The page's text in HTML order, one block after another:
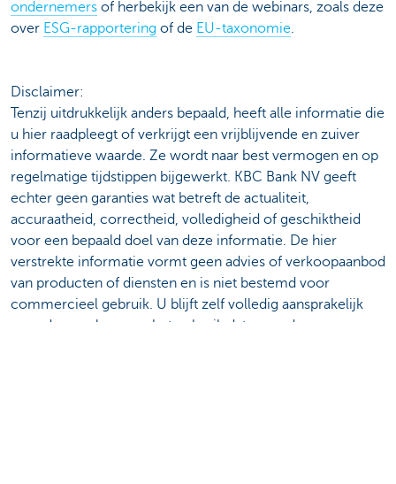
ondernemers of herbekijk een van de webinars, zoals deze
over ESG-rapportering of de EU-taxonomie.
Disclaimer:
Tenzij uitdrukkelijk anders bepaald, heeft alle informatie die
u hier raadpleegt of verkrijgt een vrijblijvende en zuiver
informatieve waarde. Ze wordt naar best vermogen en op
regelmatige tijdstippen bijgewerkt. KBC Bank NV geeft
echter geen garanties wat betreft de actualiteit,
accuraatheid, correctheid, volledigheid of geschiktheid
voor een bepaald doel van deze informatie. De hier
verstrekte informatie vormt geen advies of verkoopaanbod
van producten of diensten en is niet bestemd voor
commercieel gebruik. U blijft zelf volledig aansprakelijk
voor de gevolgen van het gebruik dat u van deze